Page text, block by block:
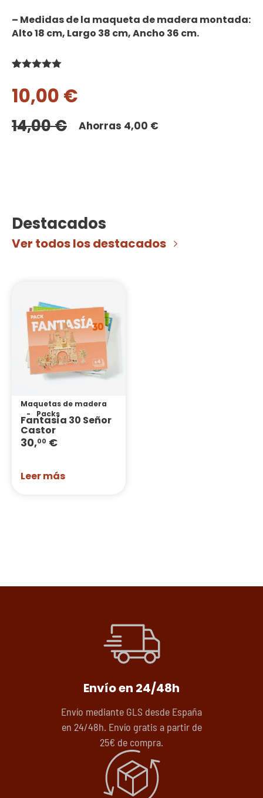
– Medidas de la maqueta de madera montada:
Alto 18 cm, Largo 38 cm, Ancho 36 cm.
con
5.00
de
5 en base
a valoración
cliente
10,00 €
14,00€ Ahorras 4,00 €
Destacados
Ver todos los destacados
Maquetas de madera
Packs
Fantasía 30 Señor
Castor
30,00 €
Leer más
Envío en 24/48h
Envío mediante GLS desde España
en 24/48h. Envío gratis a partir de
25€ de compra.